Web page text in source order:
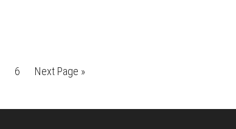
Page
6
Go
Next Page »